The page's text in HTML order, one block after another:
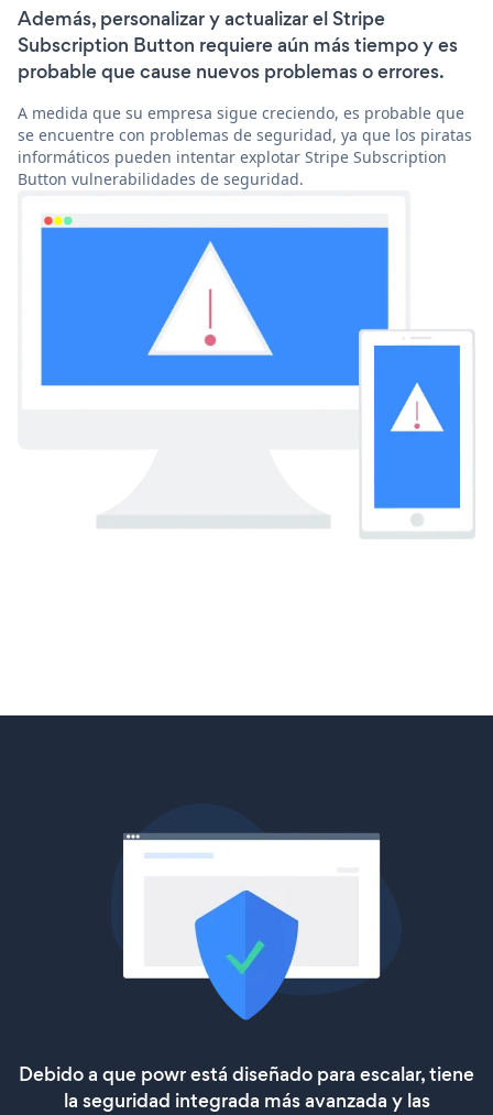
Además, personalizar y actualizar el Stripe
Subscription Button requiere aún más tiempo y es
probable que cause nuevos problemas o errores.
A medida que su empresa sigue creciendo, es probable que
se encuentre con problemas de seguridad, ya que los piratas
informáticos pueden intentar explotar Stripe Subscription
Button vulnerabilidades de seguridad.
Debido a que powr está diseñado para escalar, tiene
la seguridad integrada más avanzada y las